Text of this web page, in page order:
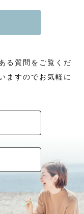
る質問をご覧くだ
ますのでお気軽に